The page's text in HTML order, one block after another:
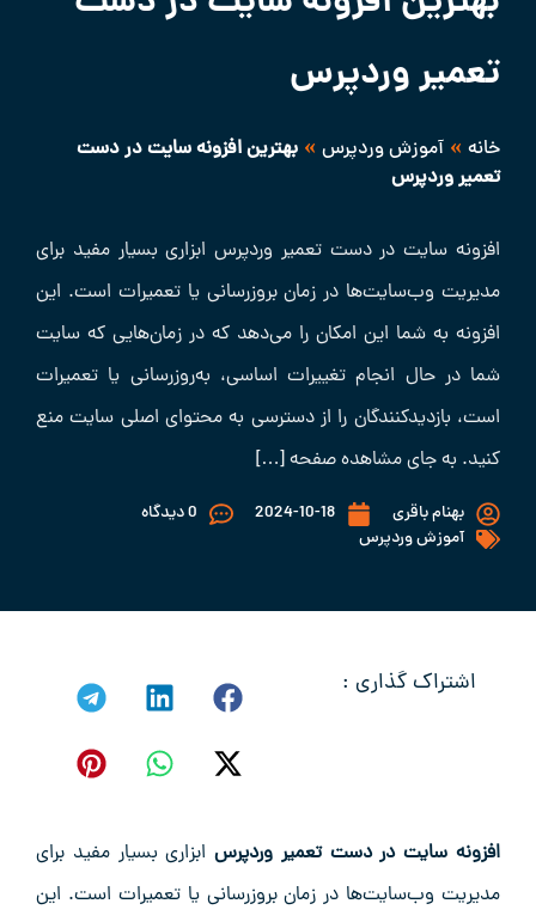
تعمیر وردپرس
خانه » آموزش وردپرس » بهترین افزونه سایت در دست
تعمیر وردپرس
افزونه سایت در دست تعمیر وردپرس ابزاری بسیار مفید برای
مدیریت وب‌سایت‌ها در زمان بروزرسانی یا تعمیرات است. این
افزونه به شما این امکان را می‌دهد که در زمان‌هایی که سایت
شما در حال انجام تغییرات اساسی، به‌روزرسانی یا تعمیرات
است، بازدیدکنندگان را از دسترسی به محتوای اصلی سایت منع
کنید. به جای مشاهده صفحه […]
بهنام باقری 2024-10-18
0 دیدگاه
آموزش وردپرس
اشتراک گذاری :
افزونه سایت در دست تعمیر وردپرسابزاری بسیار مفید برای
مدیریت وب‌سایت‌ها در زمان بروزرسانی یا تعمیرات است. این